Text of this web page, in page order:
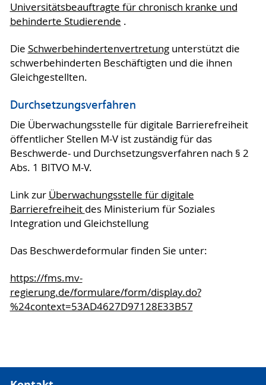
Universitätsbeauftragte für chronisch kranke und
behinderte Studierende .
Die Schwerbehindertenvertretungunterstützt die
schwerbehinderten Beschäftigten und die ihnen
Gleichgestellten.
Durchsetzungsverfahren
Die Überwachungsstelle für digitale Barrierefreiheit
öffentlicher Stellen M-V ist zuständig für das
Beschwerde- und Durchsetzungsverfahren nach § 2
Abs. 1 BITVO M-V.
Link zur Überwachungsstelle für digitale
Barrierefreiheit des Ministerium für Soziales
Integration und Gleichstellung
Das Beschwerdeformular finden Sie unter:
https://fms.mv-
regierung.de/formulare/form/display.do?
%24context=53AD4627D97128E33B57